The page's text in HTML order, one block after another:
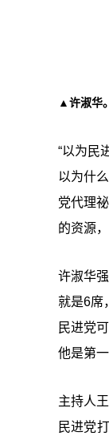
▲许淑华
“以为民
以为什
党代理
的资源
许淑华
就是6席
民进党
他是第
主持人
民进党